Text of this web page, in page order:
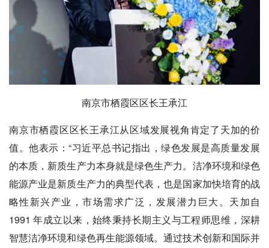
南京市栖霞区区长王承江
南京市栖霞区区长王承江从区域发展视角肯定了天加的价
值。他表示：“习近平总书记指出，绿色发展是高质量发展
的本质，新质生产力本身就是绿色生产力。洁净环境和绿色
能源产业是新质生产力的典型代表，也是国家加快培育的战
略性新兴产业，市场需求广泛，发展潜力巨大。天加自
1991 年成立以来，始终秉持长期主义与工程师思维，深耕
智慧洁净环境和绿色再生能源领域。通过技术创新和国际并